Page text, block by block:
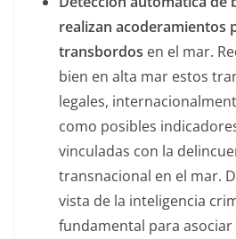
realizan acoderamientos
transbordos en el mar.
bien en alta mar estos
legales,
como posibles
vinculadas con la
transnacional en el mar.
vista de la inteligencia
fundamental para